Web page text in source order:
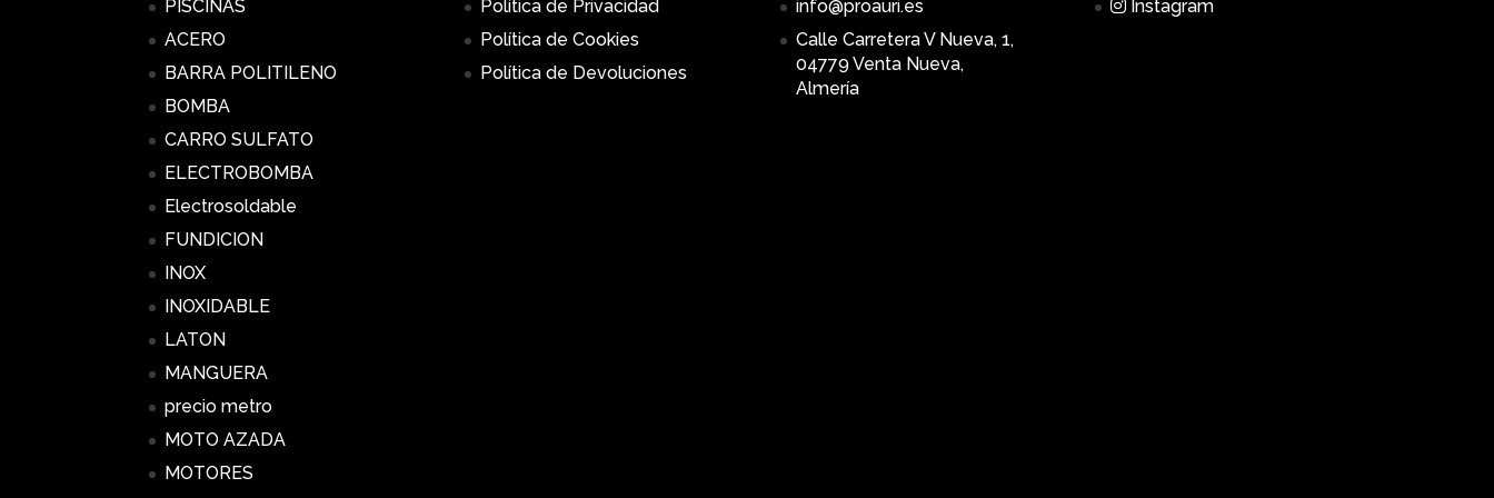
PISCINAS
ACERO
BARRA POLITILENO
BOMBA
CARRO SULFATO
ELECTROBOMBA
Electrosoldable
FUNDICION
INOX
INOXIDABLE
LATON
MANGUERA
precio metro
MOTO AZADA
MOTORES
Política de Privacidad
Política de Cookies
Política de Devoluciones
info@proauri.es
Calle Carretera V Nueva, 1,
04779 Venta Nueva,
Almería
Instagram